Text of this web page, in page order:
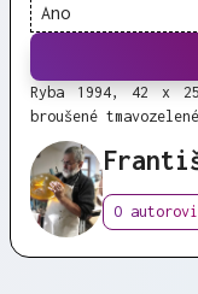
Ano
Ryba 1994, 42
broušené
O autorovi